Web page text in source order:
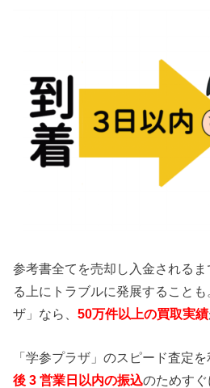
参考書全てを売却し入金される
る上にトラブルに発展すること
ザ」なら、50万件以上の買取実績
「学参プラザ」のスピード査定
後 3 営業日以内の振込のためす